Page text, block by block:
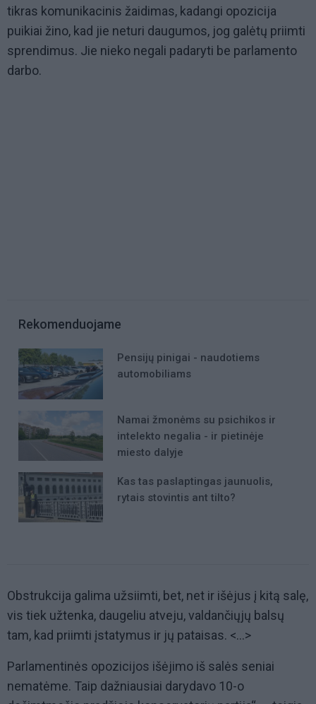
tikras komunikacinis žaidimas, kadangi opozicija
puikiai žino, kad jie neturi daugumos, jog galėtų priimti
sprendimus. Jie nieko negali padaryti be parlamento
darbo.
Rekomenduojame
Pensijų pinigai - naudotiems
automobiliams
Namai žmonėms su psichikos ir
intelekto negalia - ir pietinėje
miesto dalyje
Kas tas paslaptingas jaunuolis,
rytais stovintis ant tilto?
Obstrukcija galima užsiimti, bet, net ir išėjus į kitą salę,
vis tiek užtenka, daugeliu atveju, valdančiųjų balsų
tam, kad priimti įstatymus ir jų pataisas. <...>
Parlamentinės opozicijos išėjimo iš salės seniai
nematėme. Taip dažniausiai darydavo 10-o